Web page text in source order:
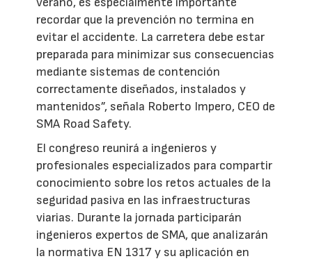
recordar que la prevención no termina en
evitar el accidente. La carretera debe estar
preparada para minimizar sus consecuencias
mediante sistemas de contención
correctamente diseñados, instalados y
mantenidos”, señala Roberto Impero, CEO de
SMA Road Safety.
El congreso reunirá a ingenieros y
profesionales especializados para compartir
conocimiento sobre los retos actuales de la
seguridad pasiva en las infraestructuras
viarias. Durante la jornada participarán
ingenieros expertos de SMA, que analizarán
la normativa EN 1317 y su aplicación en